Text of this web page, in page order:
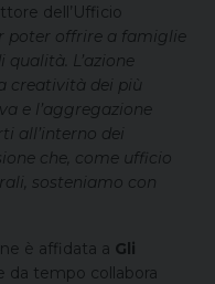
dell’Ufficio
poter offrire a famiglie
L’azione
creatività dei più
e l’aggregazione
all’interno dei
che, come ufficio
sosteniamo con
è affidata a Gli
da tempo collabora